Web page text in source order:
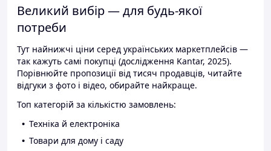
Великий вибір — для будь-якої
потреби
Тут найнижчі ціни серед українських маркетплейсів —
так кажуть самі покупці (дослідження Kantar, 2025).
Порівнюйте пропозиції від тисяч продавців, читайте
відгуки з фото і відео, обирайте найкраще.
Топ категорій за кількістю замовлень:
Техніка й електроніка
Товари для дому і саду